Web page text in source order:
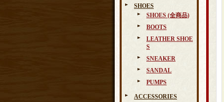
SHOES
SHOES (全商品)
BOOTS
LEATHER SHOE
S
SNEAKER
SANDAL
PUMPS
ACCESSORIES